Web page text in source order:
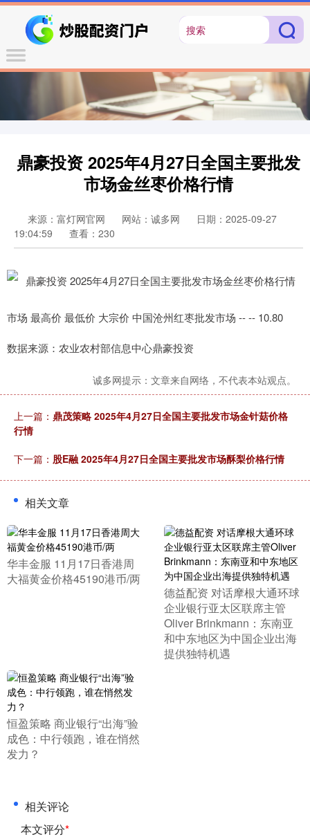
鼎豪投资 2025年4月27日全国主要批发
市场金丝枣价格行情
来源：富灯网官网 网站：诚多网
日期：2025-09-27
19:04:59
查看：230
市场 最高价 最低价 大宗价 中国沧州红枣批发市场 -- -- 10.80
数据来源：农业农村部信息中心鼎豪投资
诚多网提示：文章来自网络，不代表本站观点。
上一篇： 鼎茂策略 2025年4月27日全国主要批发市场金针菇价格
行情
下一篇： 股E融 2025年4月27日全国主要批发市场酥梨价格行情
相关文章
​华丰金服 11月17日香港周
大福黄金价格45190港币/两
​德益配资 对话摩根大通环球
企业银行亚太区联席主管
Oliver Brinkmann：东南亚
和中东地区为中国企业出海
提供独特机遇
​恒盈策略 商业银行“出海”验
成色：中行领跑，谁在悄然
发力？
相关评论
本文评分*